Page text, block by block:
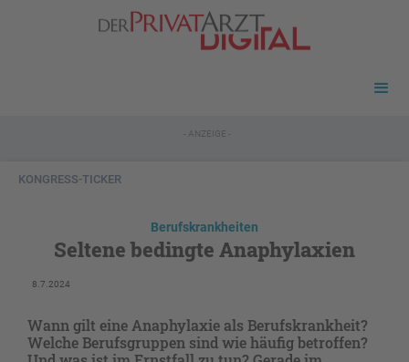
- ANZEIGE -
KONGRESS-TICKER
Berufskrankheiten
Seltene bedingte Anaphylaxien
8.7.2024
Wann gilt eine Anaphylaxie als Berufskrankheit?
Welche Berufsgruppen sind wie häufig betroffen?